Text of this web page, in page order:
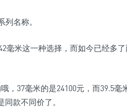
名称。
毫米这一种选择，而如今已经多
37毫米的是24100元，而39.5毫
款不同价了。